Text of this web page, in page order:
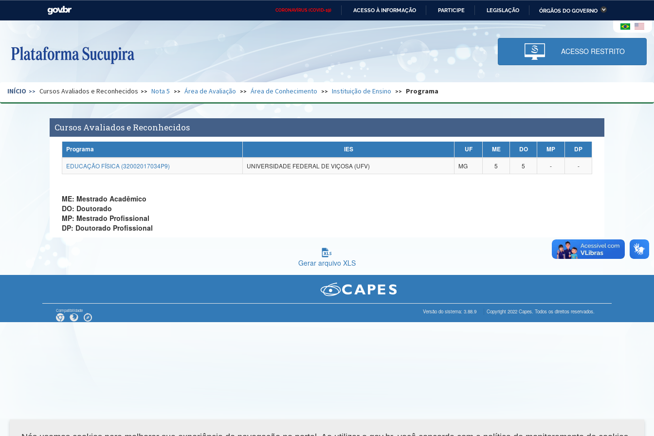
CORONAVÍRUS (COVID-19) ACESSO À INFORMAÇÃO PARTICIPE LEGISLAÇÃO ÓRGÃOS DO GOVERNO
Casa Civil Ministério das Relações Ministério da Economia Ministério da Infraestrutura
Pecuária e Abastecimento
Ministério da Ciência,
Tecnologia, Inovações e
Comunicações
Ministério do Desenvolvimento
Regional e dos Direitos Humanos
Secretaria de Governo Gabinete de Segurança Advocacia-Geral da União Banco Central do Brasil Planalto
ACESSO RESTRITO
INÍCIO Cursos Avaliados e Reconhecidos Nota 5 Área de Avaliação Área de Conhecimento Instituição de Ensino Programa
Cursos Avaliados e Reconhecidos
Programa IES UF ME DO MP
DP
EDUCAÇÃO FÍSICA (32002017034P9)
UNIVERSIDADE FEDERAL DE VIÇOSA (UFV) MG 5 5 - -
ME: Mestrado Acadêmico
DO: Doutorado
MP: Mestrado Profissional
DP: Doutorado Profissional
Gerar arquivo XLS
Compatibilidade Versão do sistema: 3.88.9 Copyright 2022 Capes. Todos os direitos reservados.